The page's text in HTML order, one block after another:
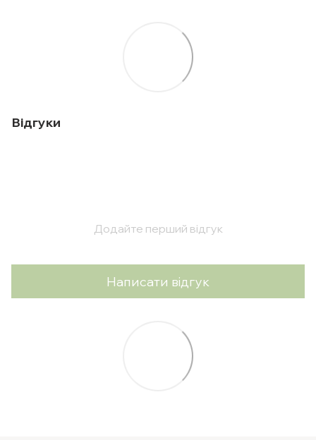
Відгуки
Додайте перший відгук
Написати відгук